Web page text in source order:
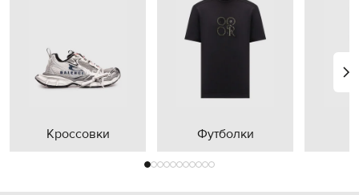
Кроссовки Футболки